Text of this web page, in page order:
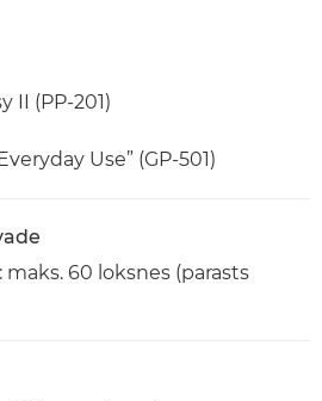
II (PP-201)
Use” (GP-501)
60 loksnes (parasts